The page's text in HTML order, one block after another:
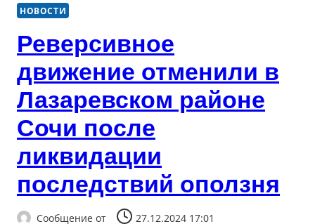
НОВОСТИ
Реверсивное
движение отменили в
Лазаревском районе
Сочи после
ликвидации
последствий оползня
Сообщение от 27.12.2024 17:01